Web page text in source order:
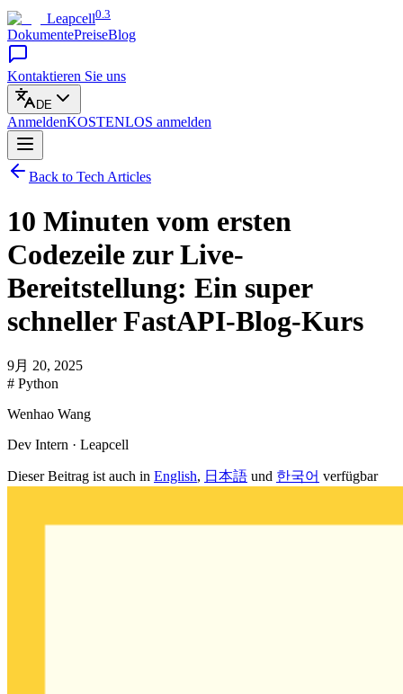
Leapcell0.3
DokumentePreiseBlog
Kontaktieren Sie uns
DE
AnmeldenKOSTENLOS anmelden
Back to Tech Articles
10 Minuten vom ersten
Codezeile zur Live-
Bereitstellung: Ein super
schneller FastAPI-Blog-Kurs
9月 20, 2025
# Python
Wenhao Wang
Dev Intern · Leapcell
Dieser Beitrag ist auch in English, 日本語 und 한국어 verfügbar